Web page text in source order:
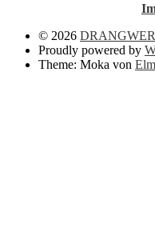
© 2026
Proudly powered by
Theme: Moka von